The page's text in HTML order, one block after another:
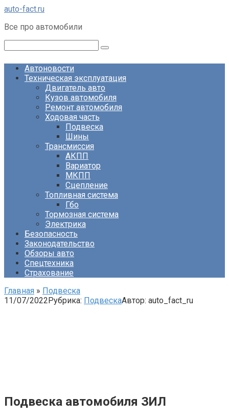
Перейти
контенту
auto-fact.ru
Все про автомобили
Автоновости
Техническая эксплуатация
Двигатель авто
Кузов автомобиля
Ремонт автомобиля
Ходовая часть
Подвеска
Шины
Трансмиссия
АКПП
Вариатор
МКПП
Сцепление
Топливная система
Гбо
Тормозная система
Электрика
Безопасность
Законодательство
Обзоры авто
Спецтехника
Страхование
Главная » Подвеска
11/07/2022Рубрика: ПодвескаАвтор: auto_fact_ru
Подвеска автомобиля ЗИЛ